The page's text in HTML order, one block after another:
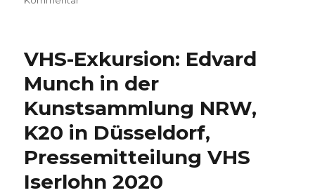
2020,
Emanuel
Behnert,
Lippetal
2020
VHS-Exkursion: Edvard
Munch in der
Kunstsammlung NRW,
K20 in Düsseldorf,
Pressemitteilung VHS
Iserlohn 2020